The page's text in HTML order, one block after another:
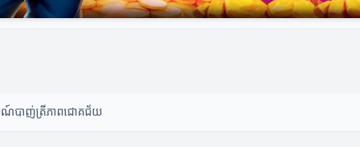
ណ៍បាញ់ត្រីភាពជោគជ័យ